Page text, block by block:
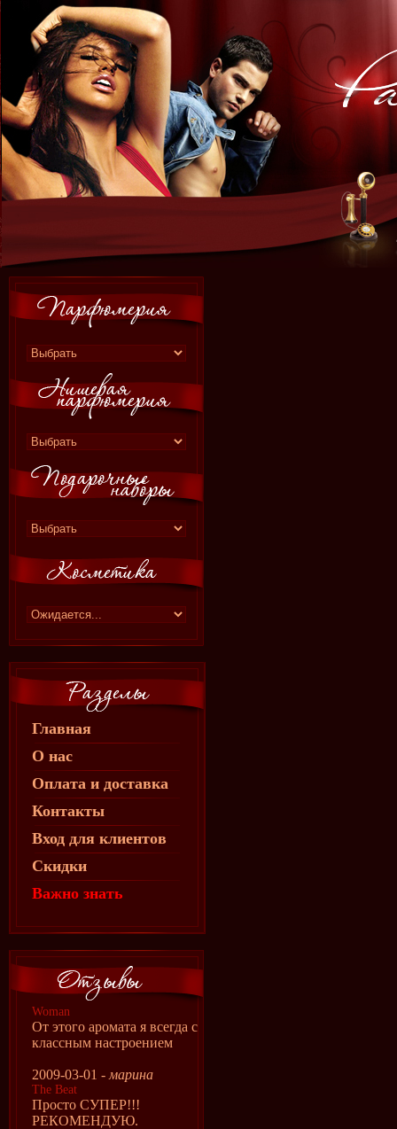
Главная
О нас
Оплата и доставка
Контакты
Вход для клиентов
Скидки
Важно знать
Woman
От этого аромата я всегда с
классным настроением
2009-03-01 - марина
The Beat
Просто СУПЕР!!!
РЕКОМЕНДУЮ.